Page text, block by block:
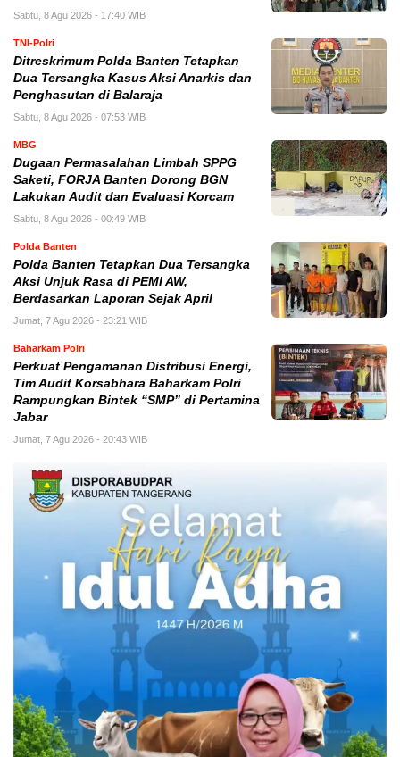
Sabtu, 8 Agu 2026 - 17:40 WIB
TNI-Polri
Ditreskrimum Polda Banten Tetapkan
Dua Tersangka Kasus Aksi Anarkis dan
Penghasutan di Balaraja
Sabtu, 8 Agu 2026 - 07:53 WIB
MBG
Dugaan Permasalahan Limbah SPPG
Saketi, FORJA Banten Dorong BGN
Lakukan Audit dan Evaluasi Korcam
Sabtu, 8 Agu 2026 - 00:49 WIB
Polda Banten
Polda Banten Tetapkan Dua Tersangka
Aksi Unjuk Rasa di PEMI AW,
Berdasarkan Laporan Sejak April
Jumat, 7 Agu 2026 - 23:21 WIB
Baharkam Polri
Perkuat Pengamanan Distribusi Energi,
Tim Audit Korsabhara Baharkam Polri
Rampungkan Bintek “SMP” di Pertamina
Jabar
Jumat, 7 Agu 2026 - 20:43 WIB